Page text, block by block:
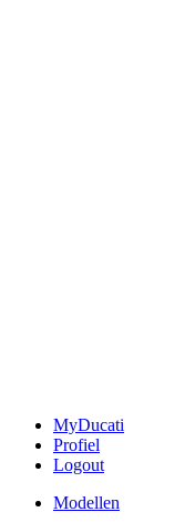
MyDucati
Profiel
Logout
Modellen